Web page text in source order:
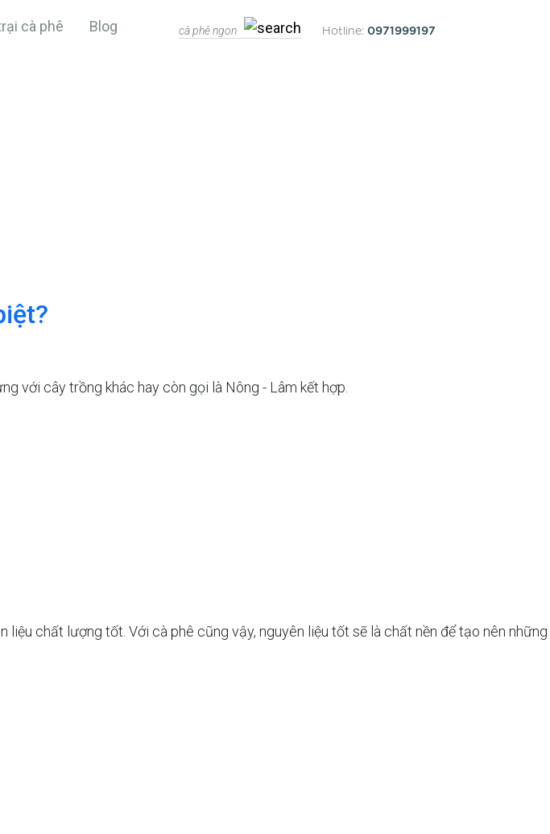
cà phê Blog Hotline: 0971999197
với cây trồng khác hay còn gọi là Nông - Lâm kết hợp.
chất lượng tốt. Với cà phê cũng vậy, nguyên liệu tốt sẽ là chất nền để tạo nên những